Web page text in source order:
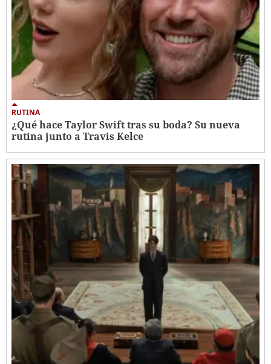
RUTINA
¿Qué hace Taylor Swift tras su boda? Su nueva
rutina junto a Travis Kelce